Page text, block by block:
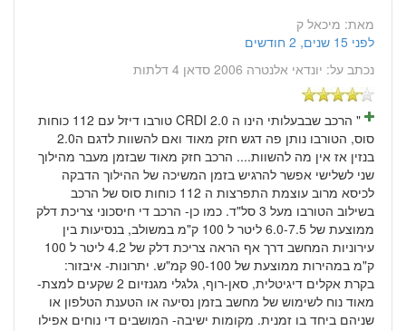
מאת: מיכאל ק
לפני 15 שנים, 2 חודשים
נכתב על: יונדאי אלנטרה 2006 סדאן 4 דלתות
" הרכב שבבעלותי הינו ה CRDI 2.0 טורבו דיזל עם 112 כוחות
סוס, הטורבו נותן פה דגש חזק מאוד ואם להשוות לדגם ה2.0
בנזין אז אין מה להשוות.... הרכב חזק מאוד שבזמן מעבר מהילוך
שני לשלישי אפשר להרגיש בזמן המשיכה של ההילוך הדבקה
לכיסא מרוב עוצמת התפרצות ה 112 כוחות סוס של הרכב
בשילוב הטורבו מעל 3 סל"ד. כמו כן- הרכב די חיסכוני צריכת דלק
ממוצעת של 6.0-7.5 ליטר ל 100 ק"מ במשולב, בנסיעות בין
עירוניות המחשב דרך אף הראה צריכת דלק של 4.2 ליטר ל 100
ק"מ במהירות ממוצעת של 90-100 קמ"ש. יתרונות- איבזור:
בקרת אקלים דיגיטלית, סאן-רוף, גלגלי מגנזיום 2 שקעים למצת-
מאוד נוח לשימוש של מחשב בזמן נסיעה או הטענת הטלפון או
שניהם ביחד בו זמנית. מקומות ישיבה- המושבים די נוחים אפילו